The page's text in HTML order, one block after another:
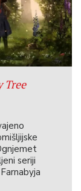
Tree
seriji